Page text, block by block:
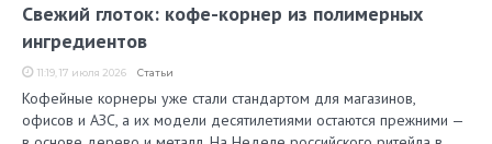
Свежий глоток: кофе-корнер из полимерных
ингредиентов
11:19, 17 июля 2026 Статьи
Кофейные корнеры уже стали стандартом для магазинов,
офисов и АЗС, а их модели десятилетиями остаются прежними —